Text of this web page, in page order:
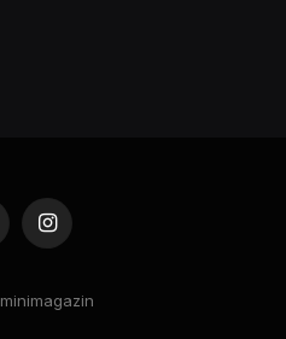
Instagram